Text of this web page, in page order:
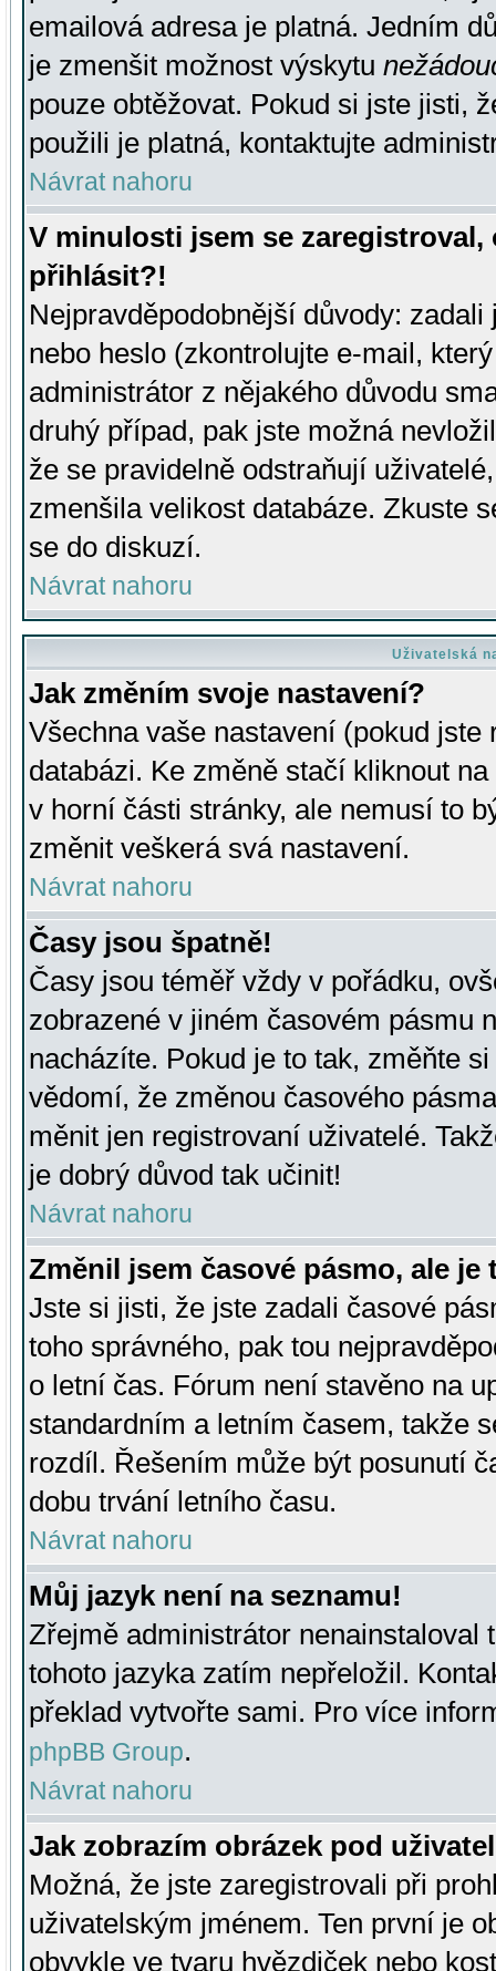
emailová adresa je platná. Jedním
je zmenšit možnost výskytu
pouze obtěžovat. Pokud si jste jisti,
použili je platná, kontaktujte
Návrat nahoru
V minulosti jsem se
přihlásit?!
Nejpravděpodobnější důvody:
nebo heslo (zkontrolujte e-mail,
administrátor z nějakého důvodu
druhý případ, pak jste možná
že se pravidelně odstraňují
zmenšila velikost databáze. Zkuste
se do diskuzí.
Návrat nahoru
Uživatelská
Jak změním svoje nastavení?
Všechna vaše nastavení (pokud
databázi. Ke změně stačí kliknout
v horní části stránky, ale nemusí to
změnit veškerá svá nastavení.
Návrat nahoru
Časy jsou špatně!
Časy jsou téměř vždy v pořádku,
zobrazené v jiném časovém pásmu
nacházíte. Pokud je to tak, změňte
vědomí, že změnou časového
měnit jen registrovaní uživatelé.
je dobrý důvod tak učinit!
Návrat nahoru
Změnil jsem časové pásmo, ale je
Jste si jisti, že jste zadali časové
toho správného, pak tou
o letní čas. Fórum není stavěno na
standardním a letním časem, takže
rozdíl. Řešením může být posunutí
dobu trvání letního času.
Návrat nahoru
Můj jazyk není na seznamu!
Zřejmě administrátor nenainstaloval
tohoto jazyka zatím nepřeložil.
překlad vytvořte sami. Pro více
phpBB Group.
Návrat nahoru
Jak zobrazím obrázek pod
Možná, že jste zaregistrovali při
uživatelským jménem. Ten první je
obvykle ve tvaru hvězdiček nebo